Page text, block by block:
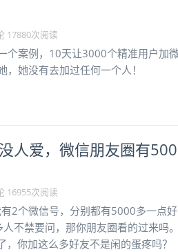
17880次阅读
个案例，10天让3000个精准用户加
她没有去加过任何一个人！
人爱，微信朋友圈有
16955次阅读
2个微信号，分别都有5000多一点好
不禁要问，那你朋友圈看的过来吗。
你加这么多好友不是闲的蛋疼吗？